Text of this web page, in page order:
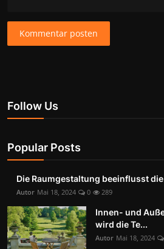
Kommentar posten
Follow Us
Popular Posts
Die Raumgestaltung beeinflusst
Autor Mai 18, 2024 0 289
Innen- und
wird die Te...
Autor Mai 18, 2024